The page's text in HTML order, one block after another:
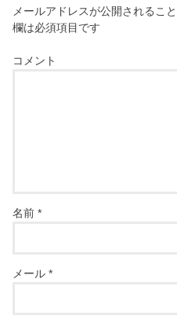
メールアドレスが公開されるこ
欄は必須項目です
コメント
名前*
メール*